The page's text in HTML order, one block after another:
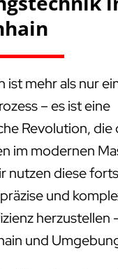
ist mehr als nur
– es ist eine
Revolution, die
im modernen
nutzen diese
und
herzustellen
und